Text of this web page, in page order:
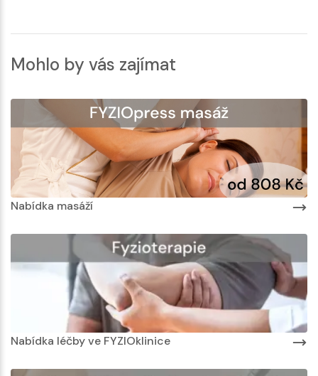
Mohlo by vás zajímat
Nabídka masáží
Nabídka léčby ve FYZIOklinice